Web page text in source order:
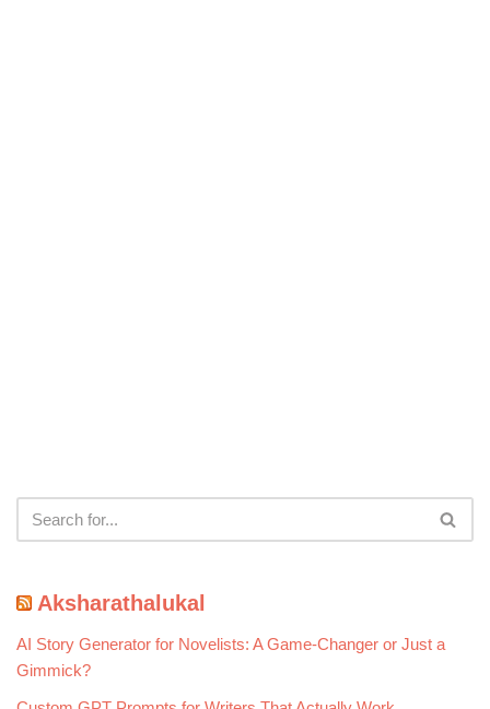
Aksharathalukal
AI Story Generator for Novelists: A Game-Changer or Just a
Gimmick?